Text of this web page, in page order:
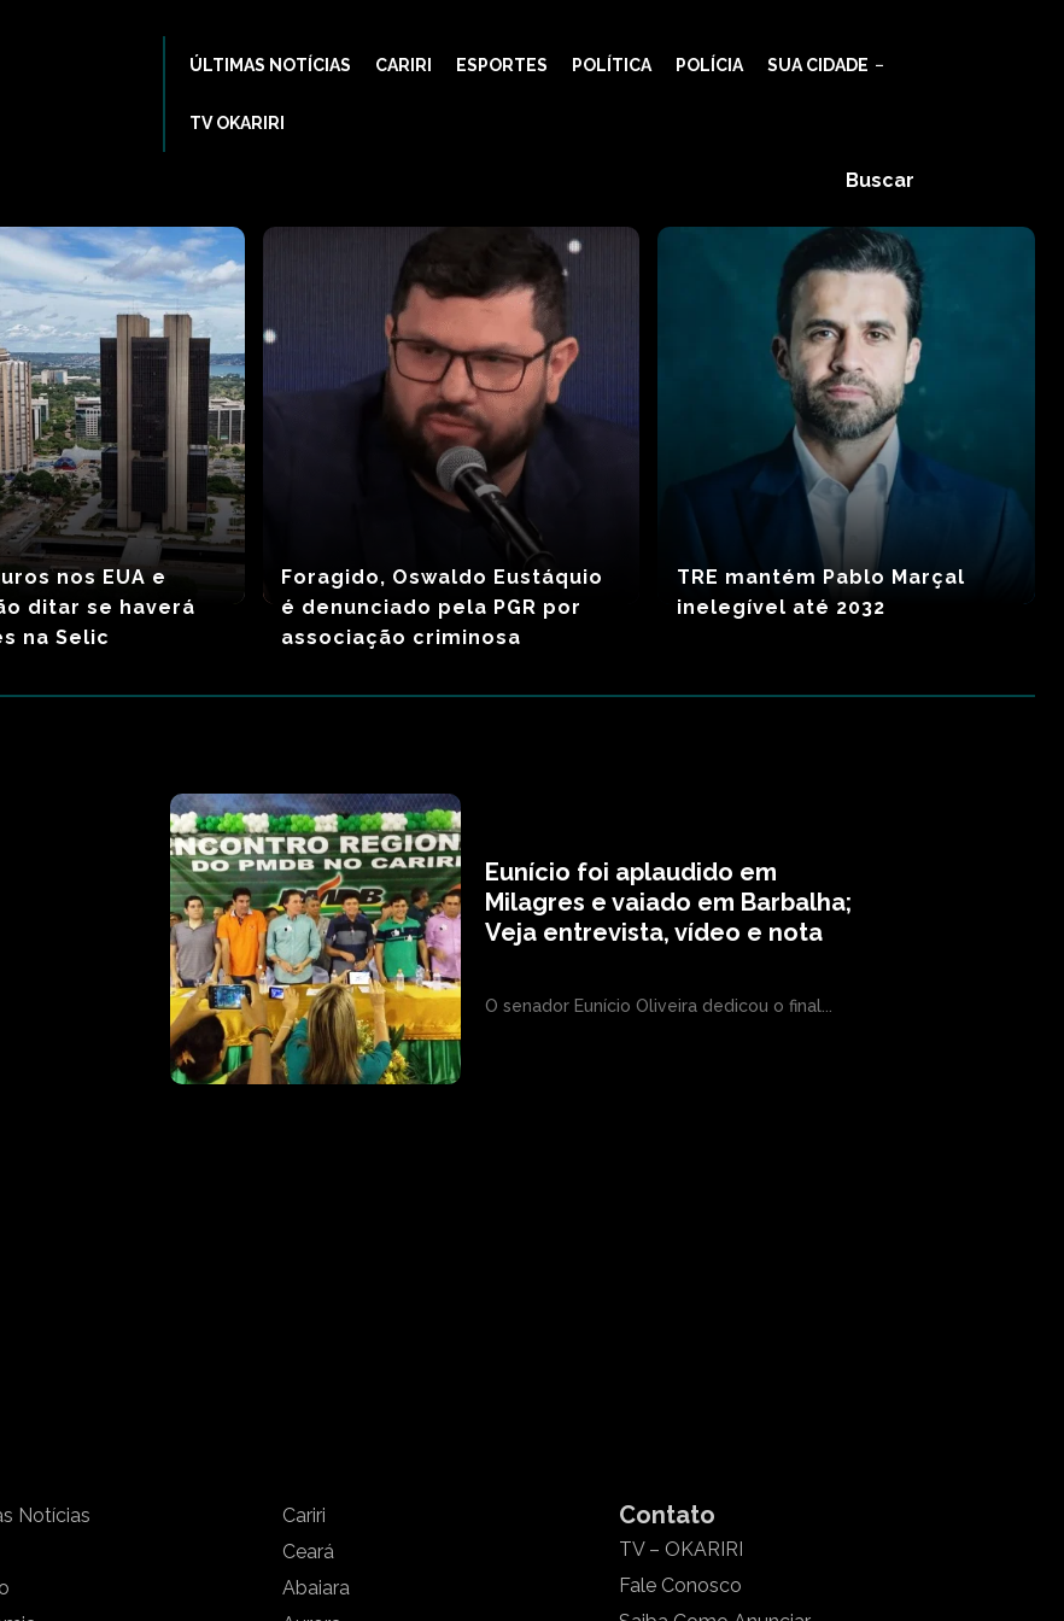
ÚLTIMAS NOTÍCIAS CARIRI ESPORTES POLÍTICA POLÍCIA SUA CIDADE
TV OKARIRI
Buscar
nos EUA e
ditar se haverá
na Selic
Foragido, Oswaldo Eustáquio
é denunciado pela PGR por
associação criminosa
TRE mantém Pablo Marçal
inelegível até 2032
Eunício foi aplaudido em
Milagres e vaiado em Barbalha;
Veja entrevista, vídeo e nota
O senador Eunício Oliveira dedicou o final...
Notícias
Cariri
Ceará
Abaiara
Contato
TV – OKARIRI
Fale Conosco